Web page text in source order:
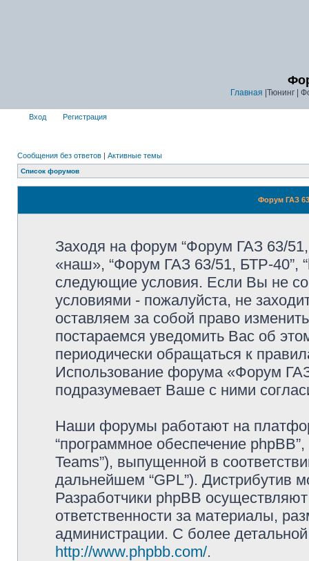
Главная |Тюнинг |
Вход Регистрация
Сообщения без ответов | Активные темы
Список форумов
Форум ГАЗ
Заходя на форум “Форум ГАЗ 63/
«наш», “Форум ГАЗ 63/51, БТР-40”,
следующие условия. Если Вы не
условиями - пожалуйста, не
оставляем за собой право
постараемся уведомить Вас об
периодически обращаться к
Использование форума «Форум
подразумевает Ваше с ними
Наши форумы работают на
“программное обеспечение
Teams”), выпущенной в
дальнейшем “GPL”). Дистрибутив
Разработчики phpBB
ответственности за материалы,
администрации. С более
http://www.phpbb.com/.